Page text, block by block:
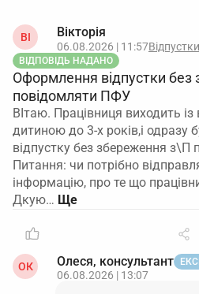
ВІ Вікторія
06.08.2026 | 11:57Відпустки
ВІДПОВІДЬ НАДАНО
Оформлення відпустки без
повідомляти ПФУ
ВІтаю. Працівниця виходить
дитиною до 3-х років,і одразу
відпустку без збереження
Питання: чи потрібно
інформацію, про те що
Дкую…
ОК Олеся, консультант
06.08.2026 | 13:07